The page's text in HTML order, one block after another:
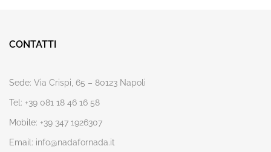
CONTATTI
Sede: Via Crispi, 65 – 80123 Napoli
Tel: +39 081 18 46 16 58
Mobile: +39 347 1926307
Email: info@nadafornada.it